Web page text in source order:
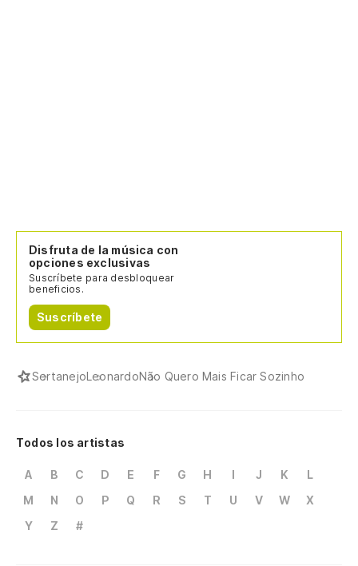
Disfruta de la música con
opciones exclusivas
Suscríbete para desbloquear
beneficios.
Suscríbete
SertanejoLeonardoNão Quero Mais Ficar Sozinho
Todos los artistas
A B C D E F G H I J K
L
M
N O P Q R S T U V W
X
Y
Z #